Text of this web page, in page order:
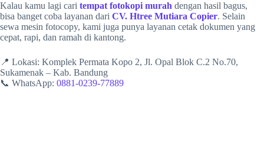
Kalau kamu lagi cari tempat fotokopi murah dengan hasil bagus,
bisa banget coba layanan dari CV. Htree Mutiara Copier. Selain
sewa mesin fotocopy, kami juga punya layanan cetak dokumen yang
cepat, rapi, dan ramah di kantong.
📍 Lokasi: Komplek Permata Kopo 2, Jl. Opal Blok C.2 No.70,
Sukamenak – Kab. Bandung
📞 WhatsApp: 0881-0239-77889